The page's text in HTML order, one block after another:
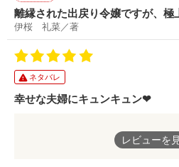
作品を読
☆表紙絵はアルバイト様のフリーア
でした😍
離縁された出戻り令嬢ですが、極
名されました。
伊桜 礼菜／著
ネタバレ
幸せな夫婦にキュンキュン❤
美織ちゃんだけではなく、宗一郎さ
織ちゃんをどれだけ一途に想ってい
レビューを